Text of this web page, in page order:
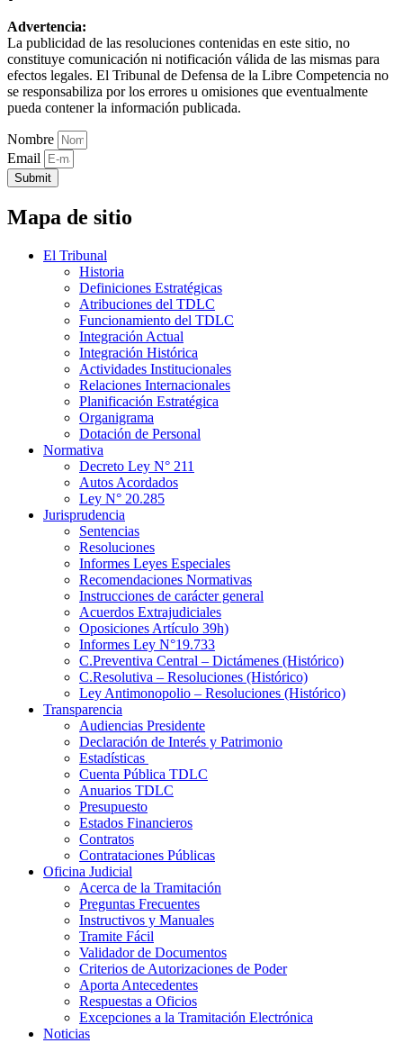
Advertencia:
La publicidad de las resoluciones contenidas en este sitio, no
constituye comunicación ni notificación válida de las mismas para
efectos legales. El Tribunal de Defensa de la Libre Competencia no
se responsabiliza por los errores u omisiones que eventualmente
pueda contener la información publicada.
Nombre
Email
Submit
Mapa de sitio
El Tribunal
Historia
Definiciones Estratégicas
Atribuciones del TDLC
Funcionamiento del TDLC
Integración Actual
Integración Histórica
Actividades Institucionales
Relaciones Internacionales
Planificación Estratégica
Organigrama
Dotación de Personal
Normativa
Decreto Ley N° 211
Autos Acordados
Ley N° 20.285
Jurisprudencia
Sentencias
Resoluciones
Informes Leyes Especiales
Recomendaciones Normativas
Instrucciones de carácter general
Acuerdos Extrajudiciales
Oposiciones Artículo 39h)
Informes Ley N°19.733
C.Preventiva Central – Dictámenes (Histórico)
C.Resolutiva – Resoluciones (Histórico)
Ley Antimonopolio – Resoluciones (Histórico)
Transparencia
Audiencias Presidente
Declaración de Interés y Patrimonio
Estadísticas
Cuenta Pública TDLC
Anuarios TDLC
Presupuesto
Estados Financieros
Contratos
Contrataciones Públicas
Oficina Judicial
Acerca de la Tramitación
Preguntas Frecuentes
Instructivos y Manuales
Tramite Fácil
Validador de Documentos
Criterios de Autorizaciones de Poder
Aporta Antecedentes
Respuestas a Oficios
Excepciones a la Tramitación Electrónica
Noticias